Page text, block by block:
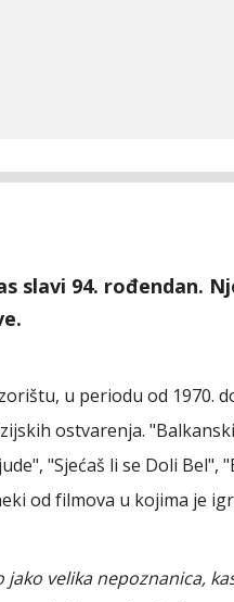
slavi 94. rođendan.
u periodu od 1970.
ostvarenja.
"Sjećaš li se Doli Bel",
od filmova u kojima je
jako velika nepoznanica,